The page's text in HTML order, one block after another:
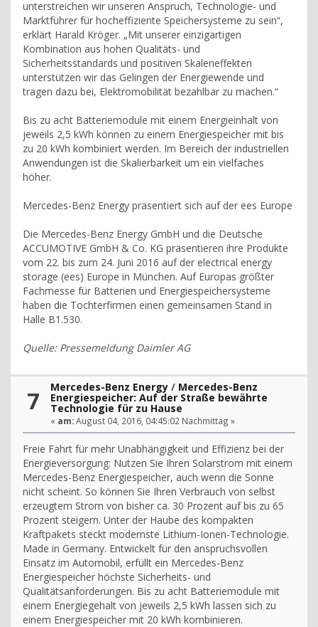
unterstreichen wir unseren Anspruch, Technologie- und
Marktführer für hocheffiziente Speichersysteme zu sein“,
erklärt Harald Kröger. „Mit unserer einzigartigen
Kombination aus hohen Qualitäts- und
Sicherheitsstandards und positiven Skaleneffekten
unterstützen wir das Gelingen der Energiewende und
tragen dazu bei, Elektromobilität bezahlbar zu machen.“
Bis zu acht Batteriemodule mit einem Energieinhalt von
jeweils 2,5 kWh können zu einem Energiespeicher mit bis
zu 20 kWh kombiniert werden. Im Bereich der industriellen
Anwendungen ist die Skalierbarkeit um ein vielfaches
höher.
Mercedes-Benz Energy präsentiert sich auf der ees Europe
Die Mercedes-Benz Energy GmbH und die Deutsche
ACCUMOTIVE GmbH & Co. KG präsentieren ihre Produkte
vom 22. bis zum 24. Juni 2016 auf der electrical energy
storage (ees) Europe in München. Auf Europas größter
Fachmesse für Batterien und Energiespeichersysteme
haben die Tochterfirmen einen gemeinsamen Stand in
Halle B1.530.
Quelle: Pressemeldung Daimler AG
7 Mercedes-Benz Energy / Mercedes-Benz
Energiespeicher: Auf der Straße bewährte
Technologie für zu Hause
« am:August 04, 2016, 04:45:02 Nachmittag »
Freie Fahrt für mehr Unabhängigkeit und Effizienz bei der
Energieversorgung: Nutzen Sie Ihren Solarstrom mit einem
Mercedes-Benz Energiespeicher, auch wenn die Sonne
nicht scheint. So können Sie Ihren Verbrauch von selbst
erzeugtem Strom von bisher ca. 30 Prozent auf bis zu 65
Prozent steigern. Unter der Haube des kompakten
Kraftpakets steckt modernste Lithium-Ionen-Technologie.
Made in Germany. Entwickelt für den anspruchsvollen
Einsatz im Automobil, erfüllt ein Mercedes-Benz
Energiespeicher höchste Sicherheits- und
Qualitätsanforderungen. Bis zu acht Batteriemodule mit
einem Energiegehalt von jeweils 2,5 kWh lassen sich zu
einem Energiespeicher mit 20 kWh kombinieren.